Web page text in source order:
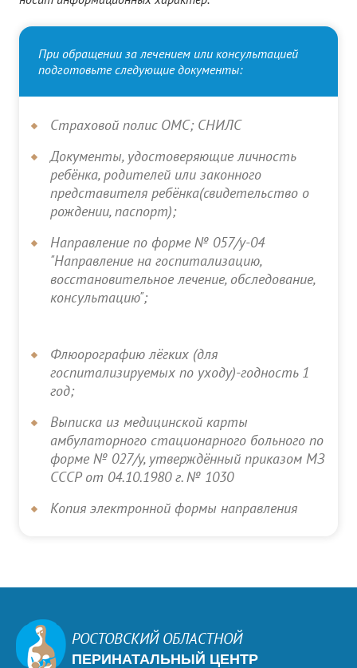
При обращении за лечением или консультацией
подготовьте следующие документы:
Страховой полис ОМС; СНИЛС
Документы, удостоверяющие личность
ребёнка, родителей или законного
представителя ребёнка(свидетельство о
рождении, паспорт);
Направление по форме № 057/у-04
"Направление на госпитализацию,
восстановительное лечение, обследование,
консультацию";
Флюорографию лёгких (для
госпитализируемых по уходу)-годность 1
год;
Выписка из медицинской карты
амбулаторного стационарного больного по
форме № 027/у, утверждённый приказом МЗ
СССР от 04.10.1980 г. № 1030
Копия электронной формы направления
РОСТОВСКИЙ ОБЛАСТНОЙ
ПЕРИНАТАЛЬНЫЙ ЦЕНТР